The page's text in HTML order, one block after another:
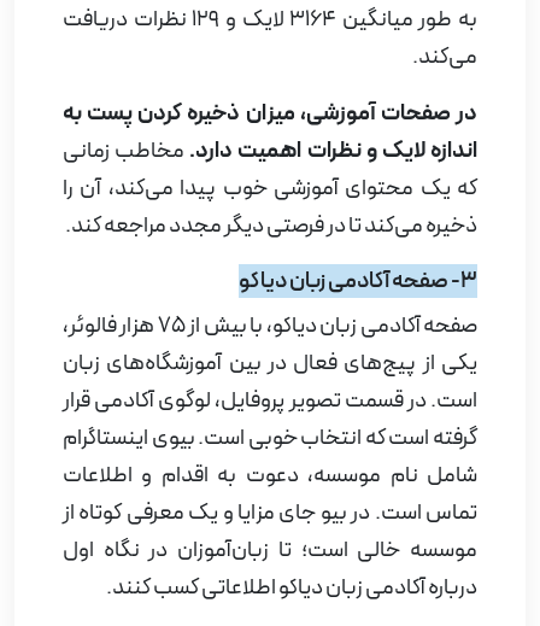
به طور میانگین 3164 لایک و 129 نظرات دریافت
می‌کند.
در صفحات آموزشی، میزان ذخیره کردن پست به
اندازه لایک و نظرات اهمیت دارد. مخاطب زمانی
که یک محتوای آموزشی خوب پیدا می‌کند، آن را
ذخیره می‌کند تا در فرصتی دیگر مجدد مراجعه کند.
3- صفحه آکادمی زبان دیاکو
صفحه آکادمی زبان دیاکو، با بیش از 75 هزار فالوئر،
یکی از پیج‌های فعال در بین آموزشگاه‌های زبان
است. در قسمت تصویر پروفایل، لوگوی آکادمی قرار
گرفته است که انتخاب خوبی است. بیوی اینستاگرام
شامل نام موسسه، دعوت به اقدام و اطلاعات
تماس است. در بیو جای مزایا و یک معرفی کوتاه از
موسسه خالی است؛ تا زبان‌آموزان در نگاه اول
درباره آکادمی زبان دیاکو اطلاعاتی کسب کنند.